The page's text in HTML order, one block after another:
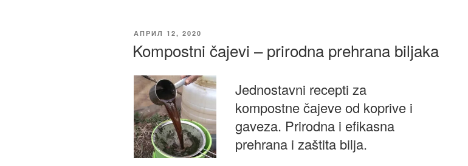
ОБЈАВЉЕНО
АПРИЛ 12, 2020
Kompostni čajevi – prirodna prehrana biljaka
Jednostavni recepti za
kompostne čajeve od koprive i
gaveza. Prirodna i efikasna
prehrana i zaštita bilja.